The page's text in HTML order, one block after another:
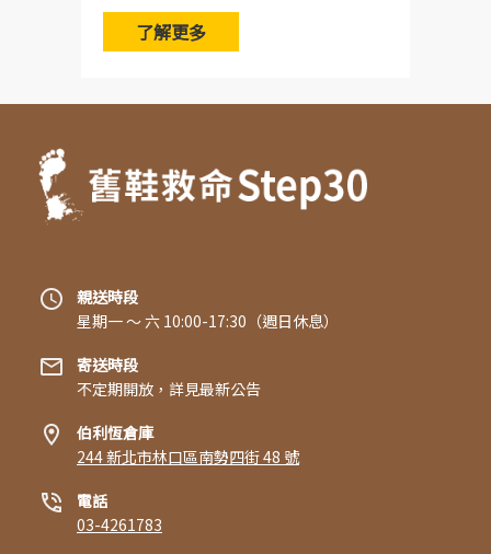
了解更多
親送時段
星期一 〜 六 10:00-17:30（週日休息）
寄送時段
不定期開放，詳見最新公告
伯利恆倉庫
244 新北市林口區南勢四街 48 號
電話
03-4261783